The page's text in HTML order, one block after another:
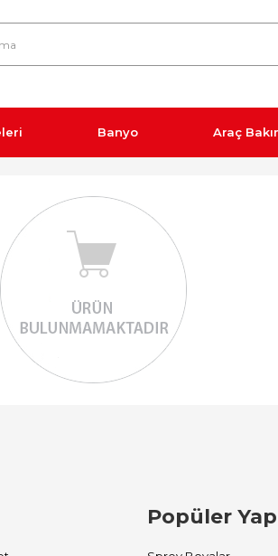
Banyo Araç
Popüler